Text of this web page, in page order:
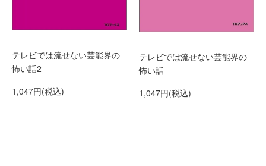
テレビでは流せない芸能界の
怖い話2
1,047円(税込)
テレビでは流せない芸能界の
怖い話
1,047円(税込)